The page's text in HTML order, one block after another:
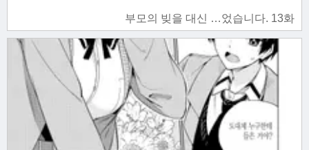
부모의 빚을 대신 …었습니다. 13화